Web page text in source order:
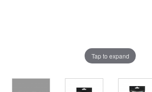
Tap to expand